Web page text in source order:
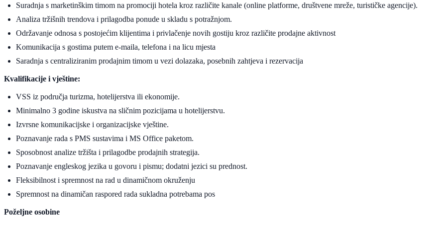
Suradnja s marketinškim timom na promociji hotela kroz različite kanale (online platforme, društvene mreže, turističke agencije).
Analiza tržišnih trendova i prilagodba ponude u skladu s potražnjom.
Održavanje odnosa s postojećim klijentima i privlačenje novih gostiju kroz različite prodajne aktivnost
Komunikacija s gostima putem e-maila, telefona i na licu mjesta
Saradnja s centraliziranim prodajnim timom u vezi dolazaka, posebnih zahtjeva i rezervacija
Kvalifikacije i vještine:
VSS iz područja turizma, hotelijerstva ili ekonomije.
Minimalno 3 godine iskustva na sličnim pozicijama u hotelijerstvu.
Izvrsne komunikacijske i organizacijske vještine.
Poznavanje rada s PMS sustavima i MS Office paketom.
Sposobnost analize tržišta i prilagodbe prodajnih strategija.
Poznavanje engleskog jezika u govoru i pismu; dodatni jezici su prednost.
Fleksibilnost i spremnost na rad u dinamičnom okruženju
Spremnost na dinamičan raspored rada sukladna potrebama pos
Poželjne osobine